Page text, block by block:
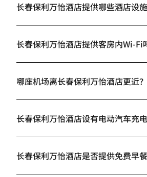
长春保利万怡酒店提供哪些酒店设施
长春保利万怡酒店提供客房内Wi-Fi
哪座机场离长春保利万怡酒店更近？
长春保利万怡酒店设有电动汽车充电
长春保利万怡酒店是否提供免费早餐